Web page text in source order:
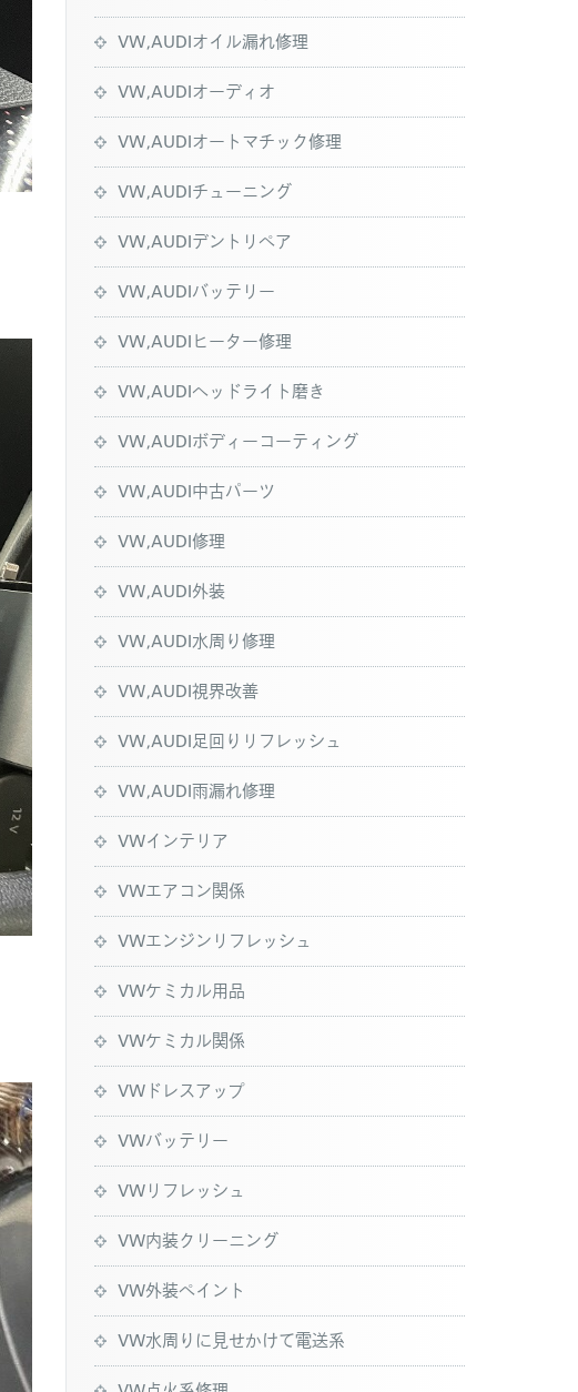
VW,AUDIオイル漏れ修理
VW,AUDIオーディオ
VW,AUDIオートマチック修理
VW,AUDIチューニング
VW,AUDIデントリペア
VW,AUDIバッテリー
VW,AUDIヒーター修理
VW,AUDIヘッドライト磨き
VW,AUDIボディーコーティング
VW,AUDI中古パーツ
VW,AUDI修理
VW,AUDI外装
VW,AUDI水周り修理
VW,AUDI視界改善
VW,AUDI足回りリフレッシュ
VW,AUDI雨漏れ修理
VWインテリア
VWエアコン関係
VWエンジンリフレッシュ
VWケミカル用品
VWケミカル関係
VWドレスアップ
VWバッテリー
VWリフレッシュ
VW内装クリーニング
VW外装ペイント
VW水周りに見せかけて電送系